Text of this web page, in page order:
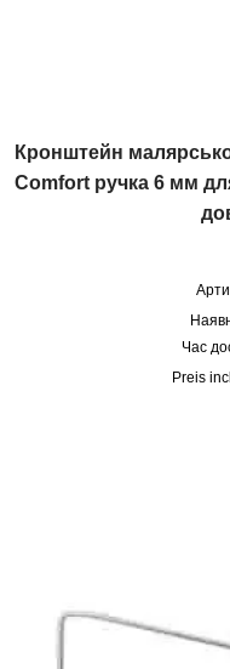
Кронштейн
Comfort ручка 6 мм
Час